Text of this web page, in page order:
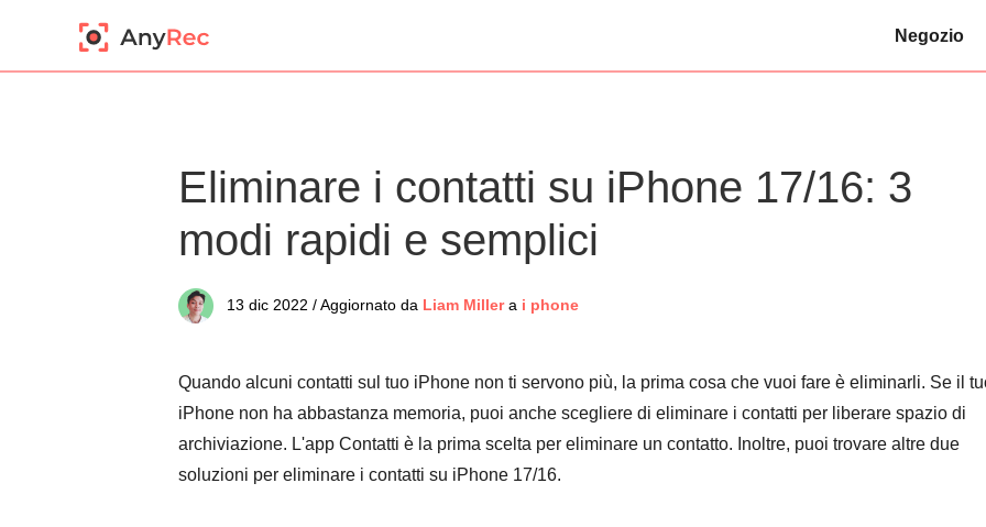
Negozio
Eliminare i contatti su iPhone 17/16: 3
modi rapidi e semplici
13 dic 2022 / Aggiornato da Liam Millera i phone
Quando alcuni contatti sul tuo iPhone non ti servono più, la prima cosa che vuoi fare è eliminarli. Se il
iPhone non ha abbastanza memoria, puoi anche scegliere di eliminare i contatti per liberare spazio di
archiviazione. L'app Contatti è la prima scelta per eliminare un contatto. Inoltre, puoi trovare altre due
soluzioni per eliminare i contatti su iPhone 17/16.